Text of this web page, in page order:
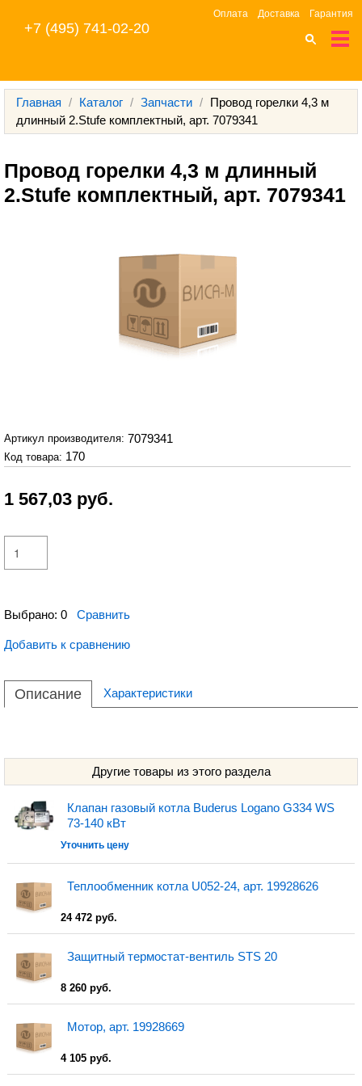
Оплата Доставка Гарантия
+7 (495) 741-02-20
Главная / Каталог / Запчасти / Провод горелки 4,3 м
длинный 2.Stufe комплектный, арт. 7079341
Провод горелки 4,3 м длинный
2.Stufe комплектный, арт. 7079341
Артикул производителя: 7079341
Код товара: 170
1 567,03 руб.
Выбрано: 0 Сравнить
Добавить к сравнению
Описание Характеристики
Другие товары из этого раздела
Клапан газовый котла Buderus Logano G334 WS
73-140 кВт
Уточнить цену
Теплообменник котла U052-24, арт. 19928626
24 472 руб.
Защитный термостат-вентиль STS 20
8 260 руб.
Мотор, арт. 19928669
4 105 руб.